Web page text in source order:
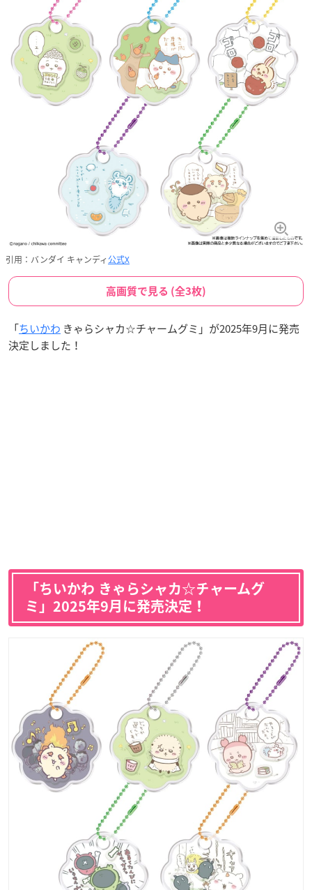
引用：バンダイ キャンディ公式X
高画質で見る (全3枚)
「ちいかわ きゃらシャカ☆チャームグミ」が2025年9月に発売
決定しました！
「ちいかわ きゃらシャカ☆チャームグ
ミ」2025年9月に発売決定！